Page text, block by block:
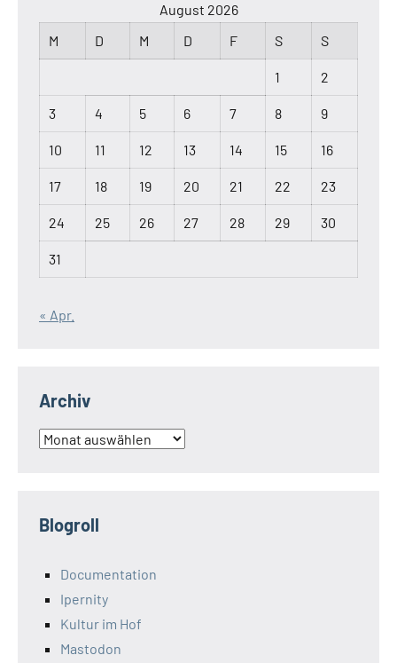
August 2026
M
D M D F S S
1 2
3 4 5 6 7 8 9
10 11 12 13 14 15 16
17 18 19 20 21 22 23
24 25 26 27 28 29 30
31
« Apr.
Archiv
Archiv
Blogroll
Documentation
Ipernity
Kultur im Hof
Mastodon